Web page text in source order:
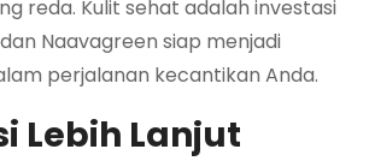
reda. Kulit sehat adalah investasi
Naavagreen siap menjadi
perjalanan kecantikan Anda.
Lebih Lanjut